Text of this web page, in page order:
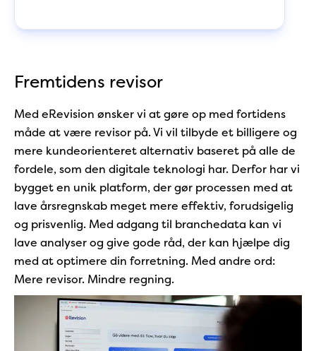
Fremtidens revisor
Med eRevision ønsker vi at gøre op med fortidens
måde at være revisor på. Vi vil tilbyde et billigere og
mere kundeorienteret alternativ baseret på alle de
fordele, som den digitale teknologi har. Derfor har vi
bygget en unik platform, der gør processen med at
lave årsregnskab meget mere effektiv, forudsigelig
og prisvenlig. Med adgang til branchedata kan vi
lave analyser og give gode råd, der kan hjælpe dig
med at optimere din forretning. Med andre ord:
Mere revisor. Mindre regning.